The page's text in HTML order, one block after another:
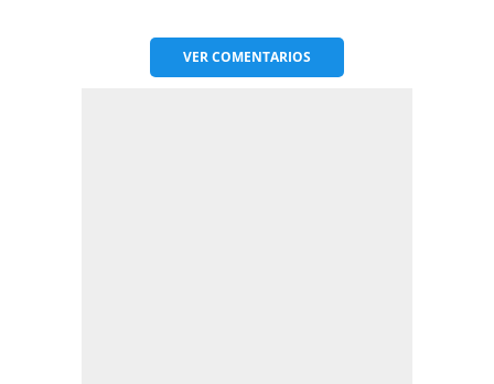
VERCOMENTARIOS